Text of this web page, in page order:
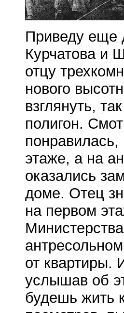
Приведу еще
Курчатова и
отцу
нового
взглянуть,
полигон.
этаже, а на
оказались
доме. Отец
на первом
от квартиры.
услышав об
будешь жить